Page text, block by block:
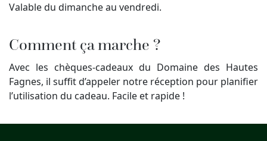
Valable du dimanche au vendredi.
Comment ça marche ?
Avec les chèques-cadeaux du Domaine des Hautes
Fagnes, il suffit d’appeler notre réception pour planifier
l’utilisation du cadeau. Facile et rapide !